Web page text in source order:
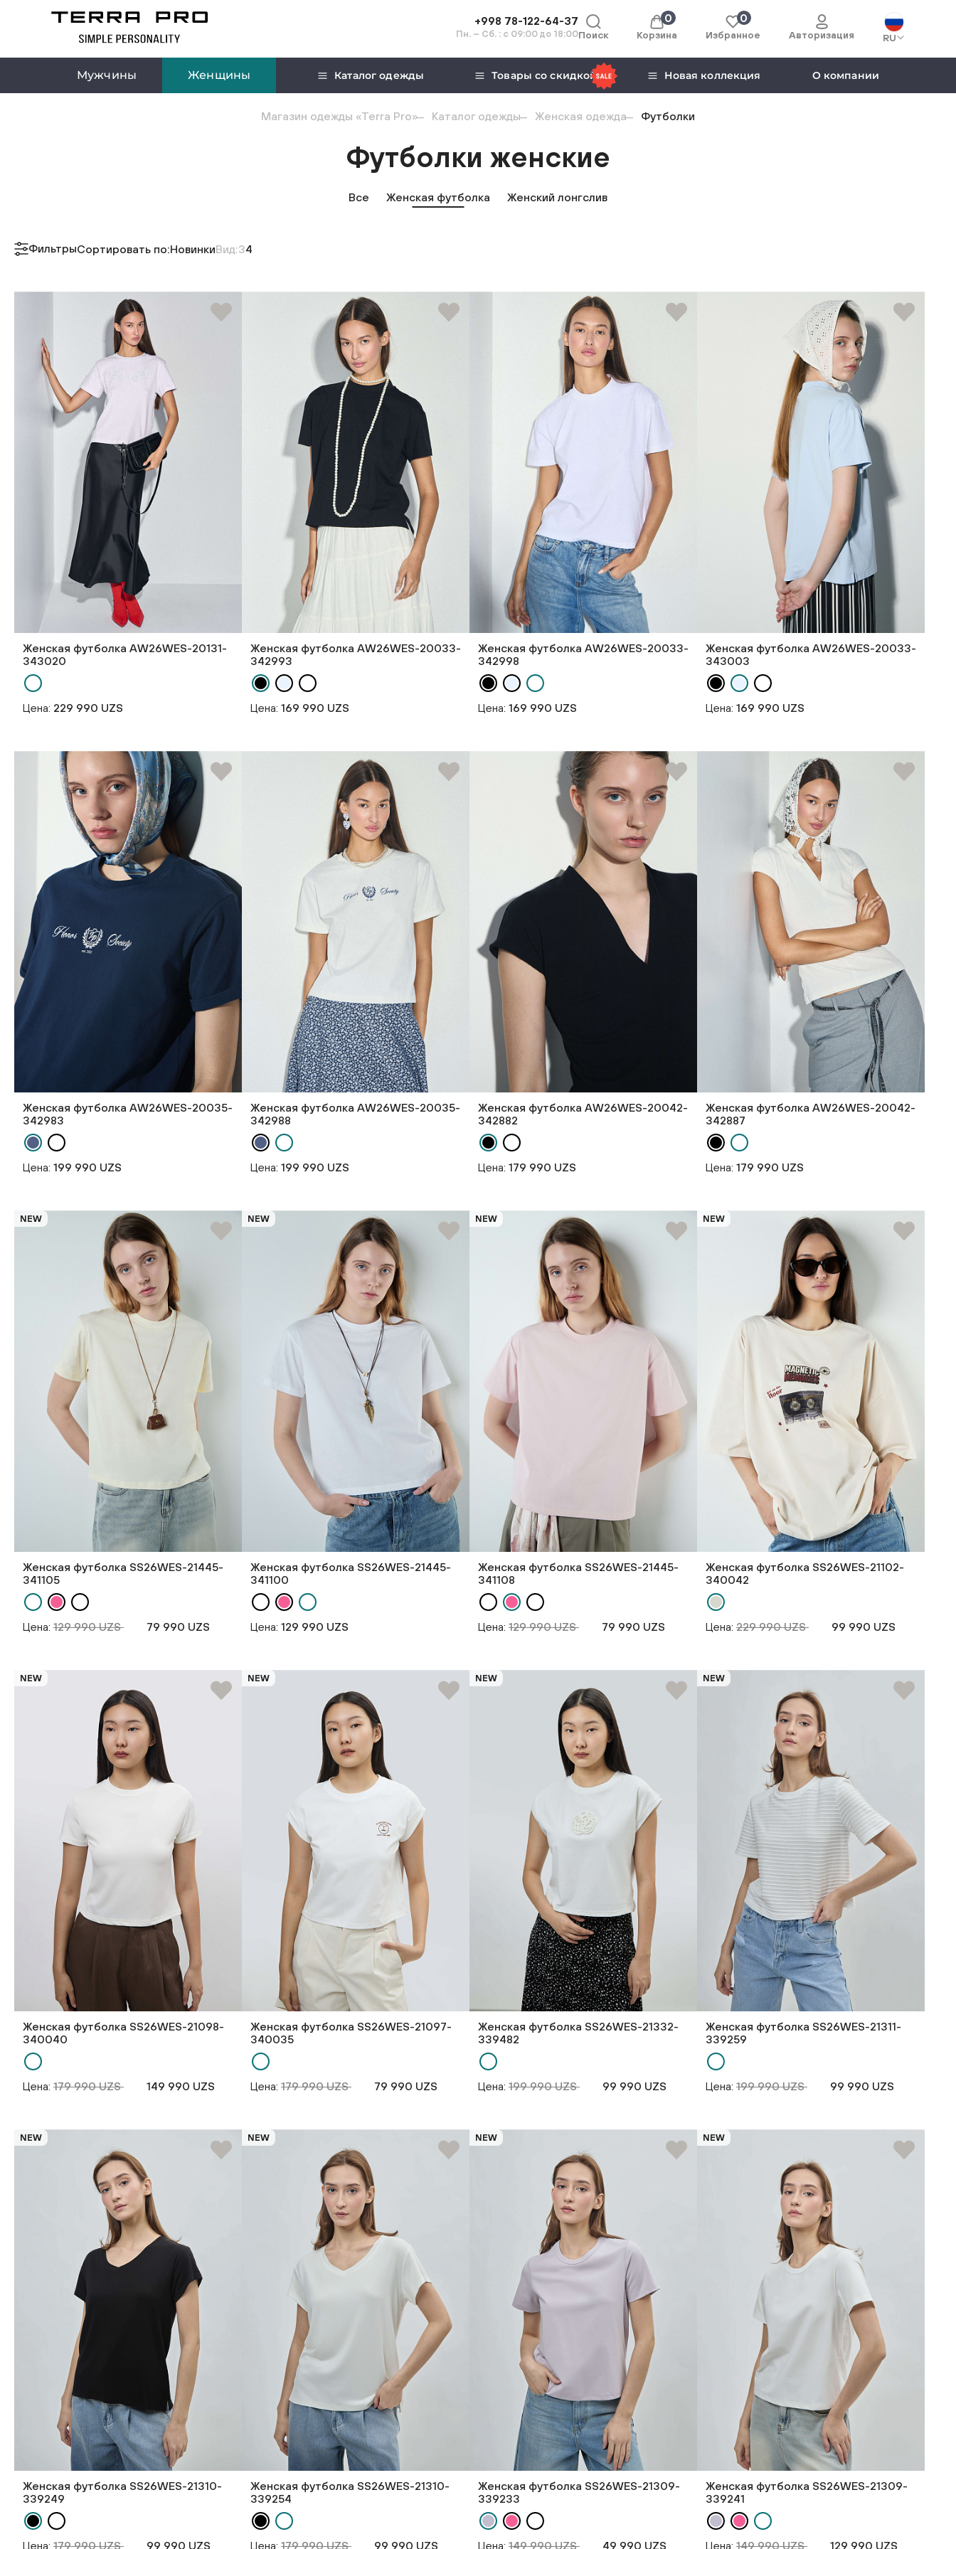
+998 78-122-64-37
Пн. – Сб. : с 09:00 до 18:00Поиск Корзина
0 0
Избранное Авторизация RU
Мужчины Женщины Каталог одежды Товары со скидкой Новая коллекция О компании
Магазин одежды «Terra Pro» Каталог одежды Женская одежда Футболки
Футболки женские
Все Женская футболка Женский лонгслив
ФильтрыСортировать по:НовинкиВид:34
Женская футболка AW26WES-20131-
343020
Цена: 229 990 UZS
Женская футболка AW26WES-20033-
342993
Цена: 169 990 UZS
Женская футболка AW26WES-20033-
342998
Цена: 169 990 UZS
Женская футболка AW26WES-20033-
343003
Цена: 169 990 UZS
Женская футболка AW26WES-20035-
342983
Цена: 199 990 UZS
Женская футболка AW26WES-20035-
342988
Цена: 199 990 UZS
Женская футболка AW26WES-20042-
342882
Цена: 179 990 UZS
Женская футболка AW26WES-20042-
342887
Цена: 179 990 UZS
NEW
Женская футболка SS26WES-21445-
341105
Цена: 129 990 UZS 79 990 UZS
NEW
Женская футболка SS26WES-21445-
341100
Цена: 129 990 UZS
NEW
Женская футболка SS26WES-21445-
341108
Цена: 129 990 UZS 79 990 UZS
NEW
Женская футболка SS26WES-21102-
340042
Цена: 229 990 UZS 99 990 UZS
NEW
Женская футболка SS26WES-21098-
340040
Цена: 179 990 UZS 149 990 UZS
NEW
Женская футболка SS26WES-21097-
340035
Цена: 179 990 UZS 79 990 UZS
NEW
Женская футболка SS26WES-21332-
339482
Цена: 199 990 UZS 99 990 UZS
NEW
Женская футболка SS26WES-21311-
339259
Цена: 199 990 UZS 99 990 UZS
NEW
Женская футболка SS26WES-21310-
339249
Цена: 179 990 UZS 99 990 UZS
NEW
Женская футболка SS26WES-21310-
339254
Цена: 179 990 UZS 99 990 UZS
NEW
Женская футболка SS26WES-21309-
339233
Цена: 149 990 UZS 49 990 UZS
NEW
Женская футболка SS26WES-21309-
339241
Цена: 149 990 UZS 129 990 UZS